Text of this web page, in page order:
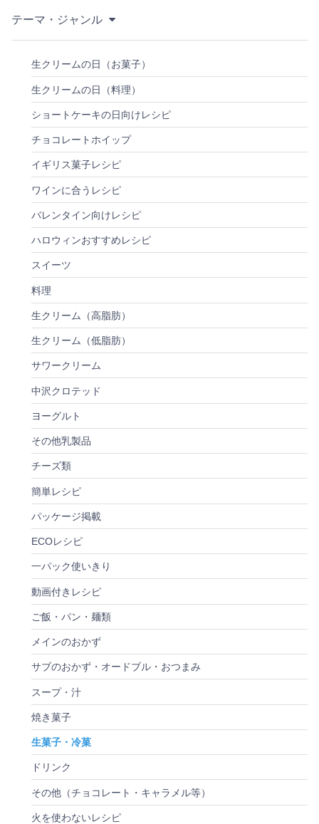
テーマ・ジャンル
生クリームの日（お菓子）
生クリームの日（料理）
ショートケーキの日向けレシピ
チョコレートホイップ
イギリス菓子レシピ
ワインに合うレシピ
バレンタイン向けレシピ
ハロウィンおすすめレシピ
スイーツ
料理
生クリーム（高脂肪）
生クリーム（低脂肪）
サワークリーム
中沢クロテッド
ヨーグルト
その他乳製品
チーズ類
簡単レシピ
パッケージ掲載
ECOレシピ
一パック使いきり
動画付きレシピ
ご飯・パン・麺類
メインのおかず
サブのおかず・オードブル・おつまみ
スープ・汁
焼き菓子
生菓子・冷菓
ドリンク
その他（チョコレート・キャラメル等）
火を使わないレシピ